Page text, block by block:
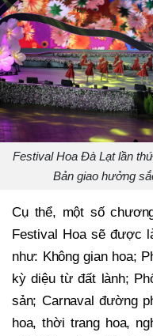
Festival Hoa Đà Lạt lần
Bản giao hưởng
Cụ thể, một số
Festival Hoa sẽ được
như: Không gian hoa;
kỳ diệu từ đất lành;
sản; Carnaval đường
hoa, thời trang hoa,